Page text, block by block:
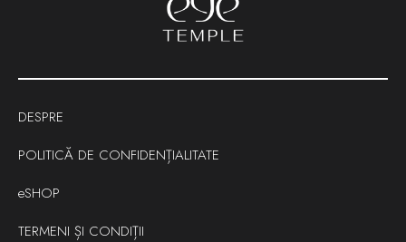
DESPRE
POLITICĂ DE CONFIDENȚIALITATE
SHOP
TERMENI ȘI CONDIȚII